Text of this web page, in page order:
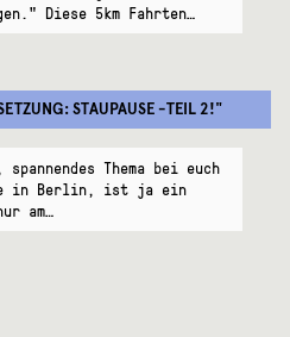
Diese 5km Fahrten…
STAUPAUSE -TEIL 2!"
spannendes Thema bei euch
in Berlin, ist ja ein
am…